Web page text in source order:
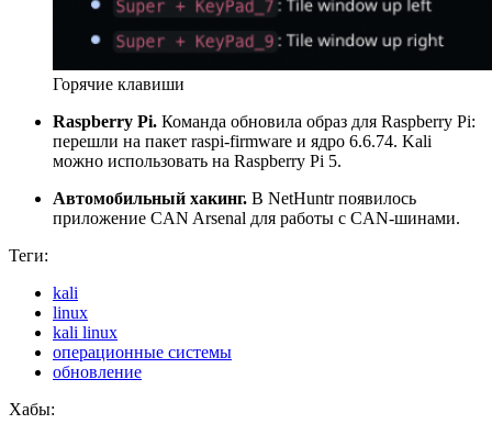
Горячие клавиши
Raspberry Pi. Команда обновила образ для Raspberry Pi:
перешли на пакет raspi-firmware и ядро 6.6.74. Kali
можно использовать на Raspberry Pi 5.
Автомобильный хакинг. В NetHuntr появилось
приложение CAN Arsenal для работы с CAN-шинами.
Теги:
kali
linux
kali linux
операционные системы
обновление
Хабы: